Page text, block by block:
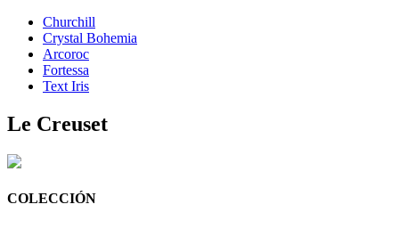
Churchill
Crystal Bohemia
Arcoroc
Fortessa
Text Iris
Le Creuset
COLECCIÓN